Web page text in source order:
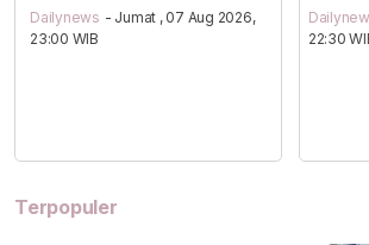
Dailynews - Jumat , 07 Aug 2026,
23:00 WIB
22:30
Terpopuler